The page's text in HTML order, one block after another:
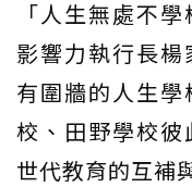
「人生無處不
影響力執行長
有圍牆的人生
校、田野學校
世代教育的互補